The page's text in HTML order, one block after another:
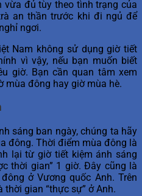
vừa đủ tùy theo tình trạng của
an thần trước khi đi ngủ để
ngơi.
Nam không sử dụng giờ tiết
vì vậy, nếu bạn muốn biết
giờ. Bạn cần quan tâm xem
mùa đông hay giờ mùa hè.
sáng ban ngày, chúng ta hãy
đông. Thời điểm mùa đông là
lại từ giờ tiết kiệm ánh sáng
thời gian” 1 giờ. Đây cũng là
ở Vương quốc Anh. Trên
gian “thực sự” ở Anh.